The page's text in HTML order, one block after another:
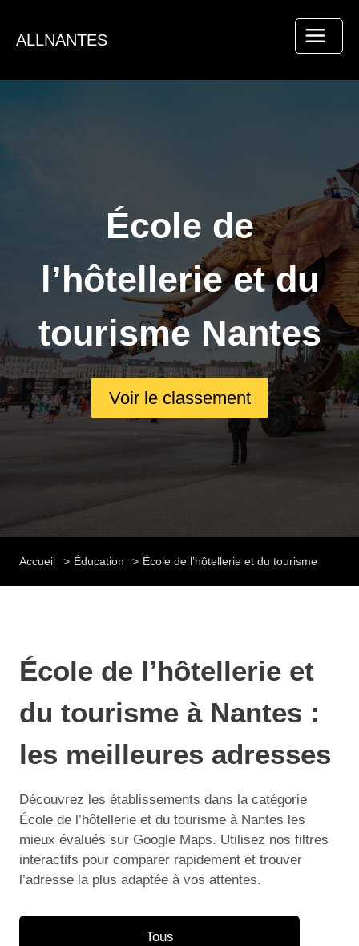
contenu
ALLNANTES
École de
l’hôtellerie et du
tourisme Nantes
Voir le classement
Accueil Éducation École de l’hôtellerie et du tourisme
École de l’hôtellerie et
du tourisme à Nantes :
les meilleures adresses
Découvrez les établissements dans la catégorie
École de l’hôtellerie et du tourisme à Nantes les
mieux évalués sur Google Maps. Utilisez nos filtres
interactifs pour comparer rapidement et trouver
l’adresse la plus adaptée à vos attentes.
Tous